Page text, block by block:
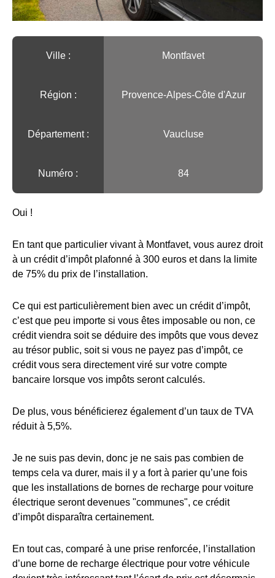
Ville :️ Montfavet
Région :️ Provence-Alpes-Côte d'Azur
Département : Vaucluse
Numéro : 84
Oui !
En tant que particulier vivant à Montfavet, vous aurez droit
à un crédit d’impôt plafonné à 300 euros et dans la limite
de 75% du prix de l’installation.
Ce qui est particulièrement bien avec un crédit d’impôt,
c’est que peu importe si vous êtes imposable ou non, ce
crédit viendra soit se déduire des impôts que vous devez
au trésor public, soit si vous ne payez pas d’impôt, ce
crédit vous sera directement viré sur votre compte
bancaire lorsque vos impôts seront calculés.
De plus, vous bénéficierez également d’un taux de TVA
réduit à 5,5%.
Je ne suis pas devin, donc je ne sais pas combien de
temps cela va durer, mais il y a fort à parier qu’une fois
que les installations de bornes de recharge pour voiture
électrique seront devenues "communes", ce crédit
d’impôt disparaîtra certainement.
En tout cas, comparé à une prise renforcée, l’installation
d’une borne de recharge électrique pour votre véhicule